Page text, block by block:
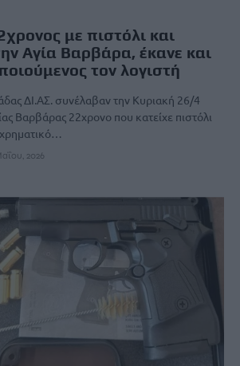
με πιστόλι και
Αγία Βαρβάρα, έκανε και
τον λογιστή
ΔΙ.ΑΣ. συνέλαβαν την Κυριακή 26/4
Βαρβάρας 22χρονο που κατείχε πιστόλι
2026